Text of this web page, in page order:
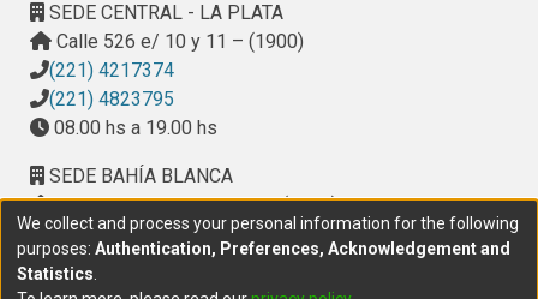
SEDE CENTRAL - LA PLATA
Calle 526 e/ 10 y 11 – (1900)
(221) 4217374
(221) 4823795
08.00 hs a 19.00 hs
SEDE BAHÍA BLANCA
Calle Ciudad de Cali 320 – (8000). Universidad
Provincial del Sudoeste (UPSO)
(291) 459 2550, interno 147
10.00 h a 14.00 h
We collect and process your personal information for the following
purposes: Authentication, Preferences, Acknowledgement and
Statistics